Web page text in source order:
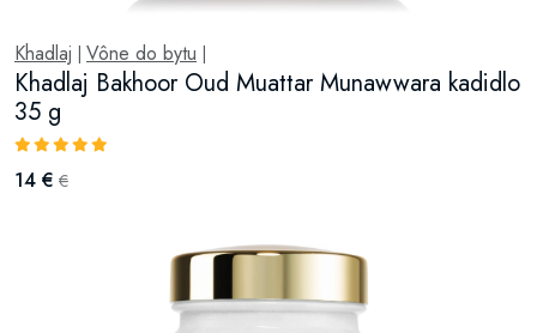
Khadlaj Vône do bytu
Khadlaj Bakhoor Oud Muattar Munawwara kadidlo
35 g
14 € €